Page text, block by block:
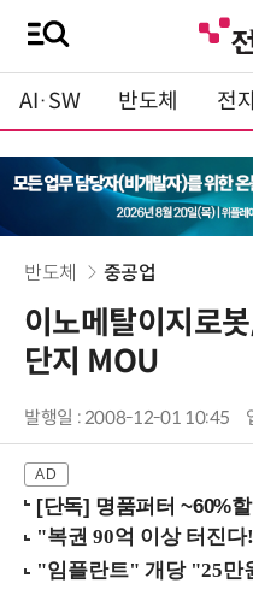
AI·SW 반도체 전
반도체 중공업
이노메탈이지로
단지 MOU
발행일 : 2008-12-01 10:45
[단독] 명품퍼터 ~60%할